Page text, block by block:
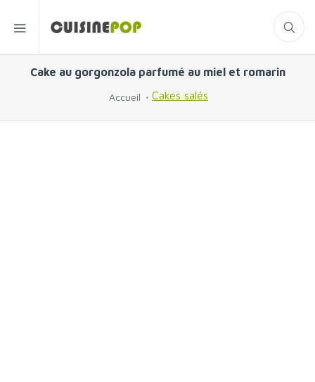
Cake au gorgonzola parfumé au miel et romarin
Accueil Cakes salés